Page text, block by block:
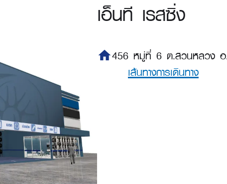
เอ็นที เรสซิ่ง
home456 หมู่ที่ 6 ต.สวนหลวง อ
เส้นทางการเดินทาง